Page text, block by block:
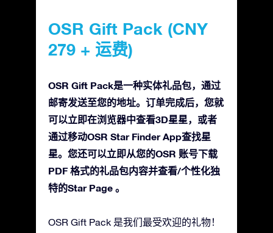
OSR Gift Pack (CNY
279 + 运费)
OSR Gift Pack是一种实体礼品包，通过
邮寄发送至您的地址。订单完成后，您就
可以立即在浏览器中查看3D星星，或者
通过移动OSR Star Finder App查找星
星。您还可以立即从您的OSR 账号下载
PDF 格式的礼品包内容并查看/个性化独
特的Star Page 。
OSR Gift Pack 是我们最受欢迎的礼物！